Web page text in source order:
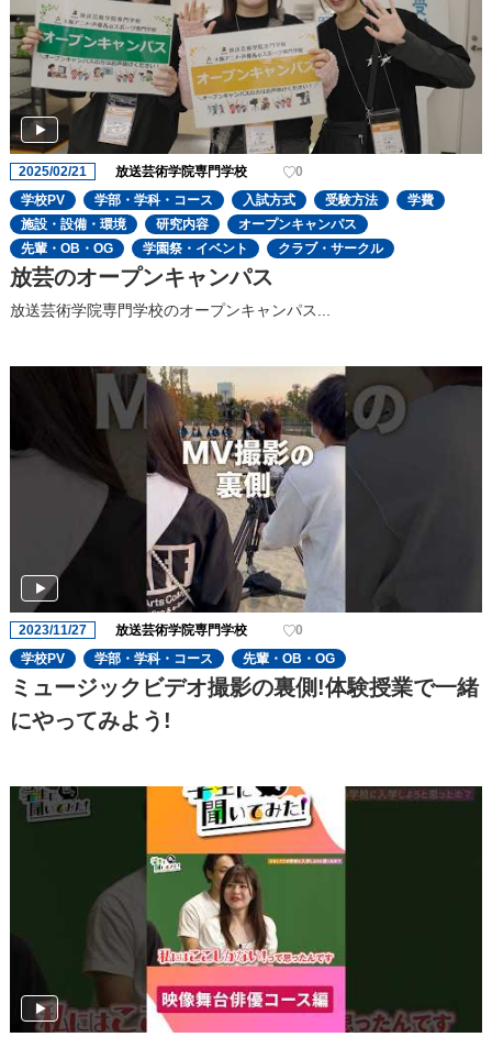
2025/02/21 放送芸術学院専門学校
0
学校PV
学部・学科・コース 入試方式 受験方法
学費
施設・設備・環境
研究内容
オープンキャンパス
先輩・OB・OG
学園祭・イベント クラブ・サークル
放芸のオープンキャンパス
放送芸術学院専門学校のオープンキャンパス...
2023/11/27 放送芸術学院専門学校
0
学校PV
学部・学科・コース 先輩・OB・OG
ミュージックビデオ撮影の裏側!体験授業で一緒
にやってみよう!